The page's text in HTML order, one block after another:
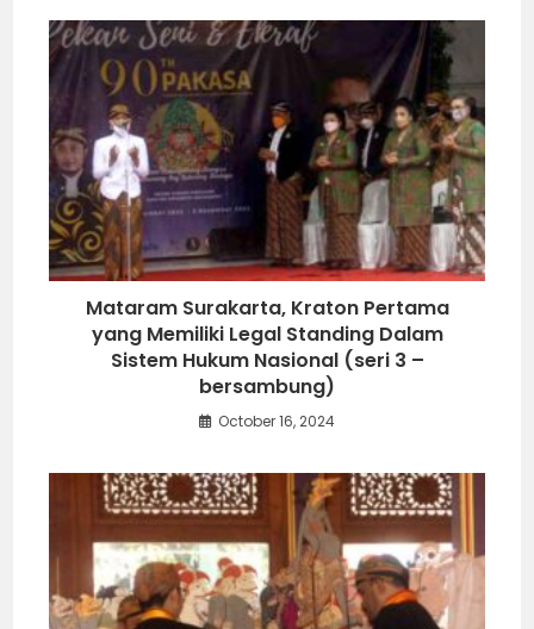
Mataram Surakarta, Kraton Pertama
yang Memiliki Legal Standing Dalam
Sistem Hukum Nasional (seri 3 –
bersambung)
October 16, 2024